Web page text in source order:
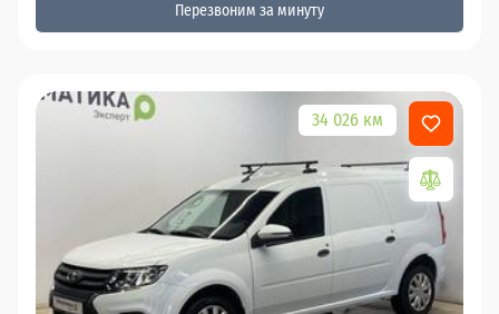
Перезвоним за минуту
34 026 км